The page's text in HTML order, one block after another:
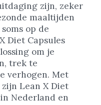
zijn, zeker
maaltijden
op de
Diet Capsules
om je
trek te
verhogen. Met
Lean X Diet
Nederland en